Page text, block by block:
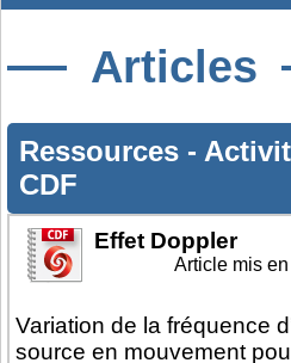
Articles
Ressources -
CDF
Effet Doppler
Variation de la fréquence
source en mouvement
Article mis